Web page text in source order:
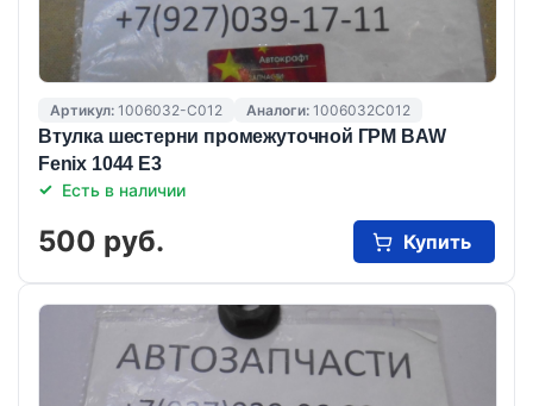
Артикул: 1006032-C012 Аналоги: 1006032C012
Втулка шестерни промежуточной ГРМ BAW
Fenix 1044 Е3
Есть в наличии
500 руб. Купить